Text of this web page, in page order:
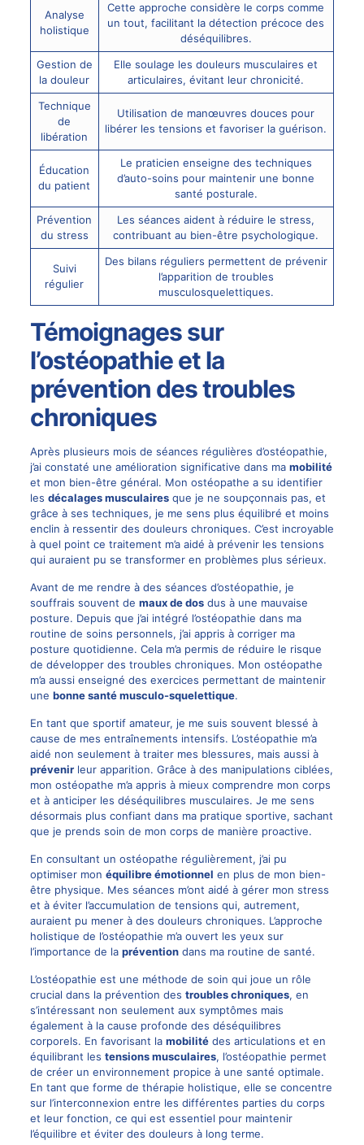
Analyse
holistique
Cette approche considère le corps comme
un tout, facilitant la détection précoce des
déséquilibres.
Gestion de
la douleur
Elle soulage les douleurs musculaires et
articulaires, évitant leur chronicité.
Technique
de
libération
Utilisation de manœuvres douces pour
libérer les tensions et favoriser la guérison.
Éducation
du patient
Le praticien enseigne des techniques
d’auto-soins pour maintenir une bonne
santé posturale.
Prévention
du stress
Les séances aident à réduire le stress,
contribuant au bien-être psychologique.
Suivi
régulier
Des bilans réguliers permettent de prévenir
l’apparition de troubles
musculosquelettiques.
Témoignages sur
l’ostéopathie et la
prévention des troubles
chroniques
Après plusieurs mois de séances régulières d’ostéopathie,
j’ai constaté une amélioration significative dans ma mobilité
et mon bien-être général. Mon ostéopathe a su identifier
les décalages musculairesque je ne soupçonnais pas, et
grâce à ses techniques, je me sens plus équilibré et moins
enclin à ressentir des douleurs chroniques. C’est incroyable
à quel point ce traitement m’a aidé à prévenir les tensions
qui auraient pu se transformer en problèmes plus sérieux.
Avant de me rendre à des séances d’ostéopathie, je
souffrais souvent de maux de dosdus à une mauvaise
posture. Depuis que j’ai intégré l’ostéopathie dans ma
routine de soins personnels, j’ai appris à corriger ma
posture quotidienne. Cela m’a permis de réduire le risque
de développer des troubles chroniques. Mon ostéopathe
m’a aussi enseigné des exercices permettant de maintenir
une bonne santé musculo-squelettique.
En tant que sportif amateur, je me suis souvent blessé à
cause de mes entraînements intensifs. L’ostéopathie m’a
aidé non seulement à traiter mes blessures, mais aussi à
prévenirleur apparition. Grâce à des manipulations ciblées,
mon ostéopathe m’a appris à mieux comprendre mon corps
et à anticiper les déséquilibres musculaires. Je me sens
désormais plus confiant dans ma pratique sportive, sachant
que je prends soin de mon corps de manière proactive.
En consultant un ostéopathe régulièrement, j’ai pu
optimiser mon équilibre émotionnel en plus de mon bien-
être physique. Mes séances m’ont aidé à gérer mon stress
et à éviter l’accumulation de tensions qui, autrement,
auraient pu mener à des douleurs chroniques. L’approche
holistique de l’ostéopathie m’a ouvert les yeux sur
l’importance de la préventiondans ma routine de santé.
L’ostéopathie est une méthode de soin qui joue un rôle
crucial dans la prévention des troubles chroniques, en
s’intéressant non seulement aux symptômes mais
également à la cause profonde des déséquilibres
corporels. En favorisant la mobilitédes articulations et en
équilibrant les tensions musculaires, l’ostéopathie permet
de créer un environnement propice à une santé optimale.
En tant que forme de thérapie holistique, elle se concentre
sur l’interconnexion entre les différentes parties du corps
et leur fonction, ce qui est essentiel pour maintenir
l’équilibre et éviter des douleurs à long terme.